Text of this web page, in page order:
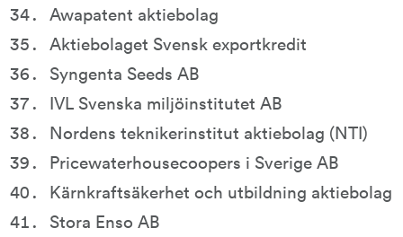
Awapatent aktiebolag
Aktiebolaget Svensk exportkredit
Syngenta Seeds AB
IVL Svenska miljöinstitutet AB
Nordens teknikerinstitut aktiebolag (NTI)
Pricewaterhousecoopers i Sverige AB
Kärnkraftsäkerhet och utbildning aktiebolag
Stora Enso AB